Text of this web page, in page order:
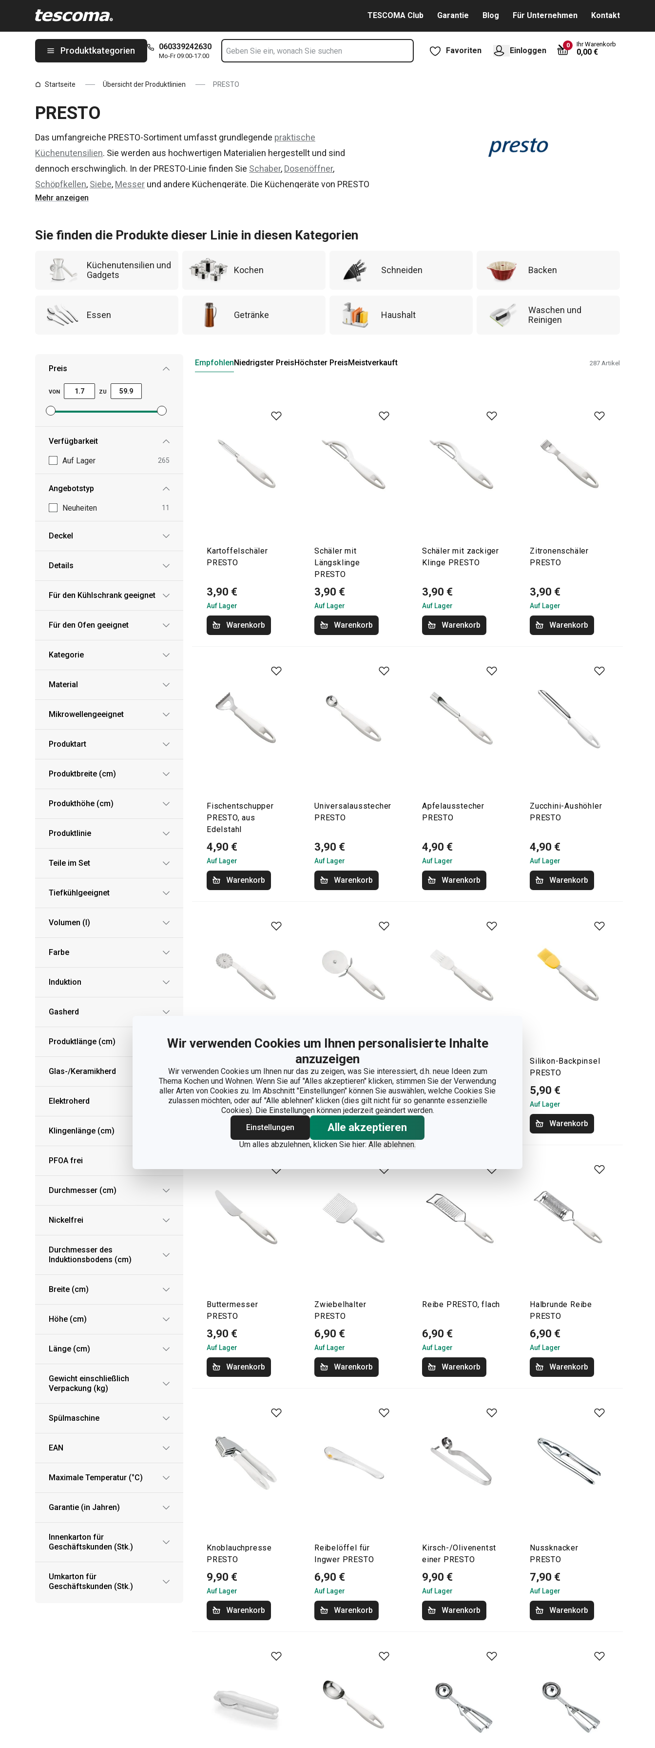
Wir verwenden Cookies um Ihnen personalisierte Inhalte
anzuzeigen
Wir verwenden Cookies um Ihnen nur das zu zeigen, was Sie interessiert, d.h. neue Ideen zum
Thema Kochen und Wohnen. Wenn Sie auf "Alles akzeptieren" klicken, stimmen Sie der Verwendung
aller Arten von Cookies zu. Im Abschnitt "Einstellungen" können Sie auswählen, welche Cookies Sie
zulassen möchten, oder auf "Alle ablehnen" klicken (dies gilt nicht für so genannte essenzielle
Cookies). Die Einstellungen können jederzeit geändert werden.
Einstellungen
Alle akzeptieren
Um alles abzulehnen, klicken Sie hier: Alle ablehnen.
TESCOMA Club Garantie Blog Für Unternehmen Kontakt
Produktkategorien 060339242630
Mo-Fr 09:00-17:00
Favoriten Einloggen
0 Ihr Warenkorb
0,00 €
Startseite Übersicht der Produktlinien PRESTO
PRESTO
Das umfangreiche PRESTO-Sortiment umfasst grundlegende praktische
Küchenutensilien. Sie werden aus hochwertigen Materialien hergestellt und sind
dennoch erschwinglich. In der PRESTO-Linie finden Sie Schaber, Dosenöffner,
Schöpfkellen, Siebe, Messer und andere Küchengeräte. Die Küchengeräte von PRESTO
erleichtern sowohl erfahrenen als auch unerfahrenen Köchen die Arbeit.
Mehr anzeigen
Sie finden die Produkte dieser Linie in diesen Kategorien
Küchenutensilien und
Gadgets
Kochen Schneiden Backen
Essen Getränke Haushalt
Waschen und
Reinigen
Preis
VON ZU
Mindestpreisfilter festlegen
Höchstpreisfilter festlegen
Verfügbarkeit
Auf Lager 265
Angebotstyp
Neuheiten 11
Deckel
Details
Für den Kühlschrank geeignet
Für den Ofen geeignet
Kategorie
Material
Mikrowellengeeignet
Produktart
Produktbreite (cm)
Produkthöhe (cm)
Produktlinie
Teile im Set
Tiefkühlgeeignet
Volumen (l)
Farbe
Induktion
Gasherd
Produktlänge (cm)
Glas-/Keramikherd
Elektroherd
Klingenlänge (cm)
PFOA frei
Durchmesser (cm)
Nickelfrei
Durchmesser des
Induktionsbodens (cm)
Breite (cm)
Höhe (cm)
Länge (cm)
Gewicht einschließlich
Verpackung (kg)
Spülmaschine
EAN
Maximale Temperatur (°C)
Garantie (in Jahren)
Innenkarton für
Geschäftskunden (Stk.)
Umkarton für
Geschäftskunden (Stk.)
EmpfohlenNiedrigster PreisHöchster PreisMeistverkauft 287 Artikel
Kartoffelschäler
PRESTO
3,90 €
Auf Lager
Warenkorb
Schäler mit
Längsklinge
PRESTO
3,90 €
Auf Lager
Warenkorb
Schäler mit zackiger
Klinge PRESTO
3,90 €
Auf Lager
Warenkorb
Zitronenschäler
PRESTO
3,90 €
Auf Lager
Warenkorb
Fischentschupper
PRESTO, aus
Edelstahl
4,90 €
Auf Lager
Warenkorb
Universalausstecher
PRESTO
3,90 €
Auf Lager
Warenkorb
Apfelausstecher
PRESTO
4,90 €
Auf Lager
Warenkorb
Zucchini-Aushöhler
PRESTO
4,90 €
Auf Lager
Warenkorb
4,90 €
Auf Lager
Warenkorb
Pizzaschneider
PRESTO
5,90 €
Auf Lager
Warenkorb
4,90 €
Auf Lager
Silikon-Backpinsel
PRESTO
5,90 €
Auf Lager
Warenkorb
Buttermesser
PRESTO
3,90 €
Auf Lager
Warenkorb
Zwiebelhalter
PRESTO
6,90 €
Auf Lager
Warenkorb
Reibe PRESTO, flach
6,90 €
Auf Lager
Warenkorb
Halbrunde Reibe
PRESTO
6,90 €
Auf Lager
Warenkorb
Knoblauchpresse
PRESTO
9,90 €
Auf Lager
Warenkorb
Reibelöffel für
Ingwer PRESTO
6,90 €
Auf Lager
Warenkorb
Kirsch-/Olivenentst
einer PRESTO
9,90 €
Auf Lager
Warenkorb
Nussknacker
PRESTO
7,90 €
Auf Lager
Warenkorb